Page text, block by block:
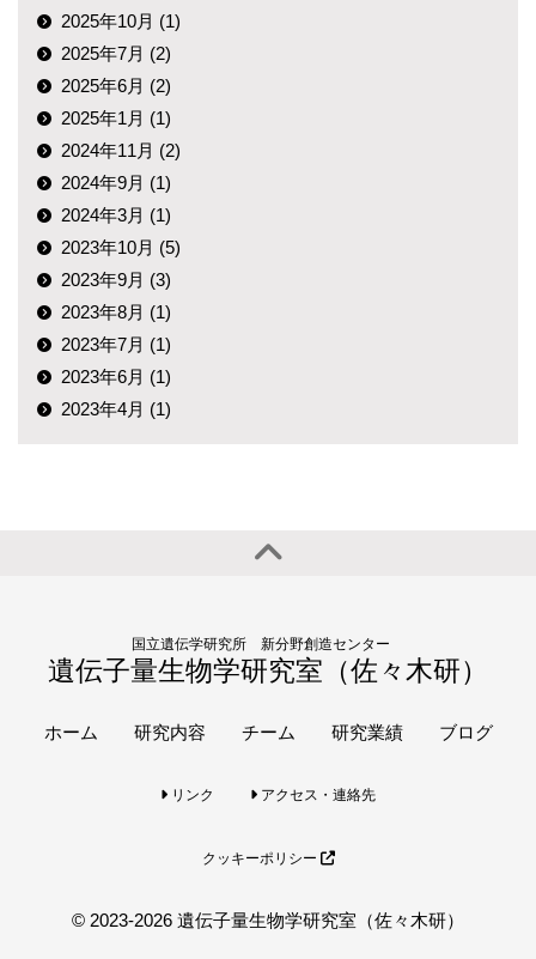
2025年10月 (1)
2025年7月 (2)
2025年6月 (2)
2025年1月 (1)
2024年11月 (2)
2024年9月 (1)
2024年3月 (1)
2023年10月 (5)
2023年9月 (3)
2023年8月 (1)
2023年7月 (1)
2023年6月 (1)
2023年4月 (1)
国立遺伝学研究所 新分野創造センター
遺伝子量生物学研究室（佐々木研）
ホーム 研究内容 チーム 研究業績 ブログ
リンク アクセス・連絡先
クッキーポリシー
© 2023-2026 遺伝子量生物学研究室（佐々木研）